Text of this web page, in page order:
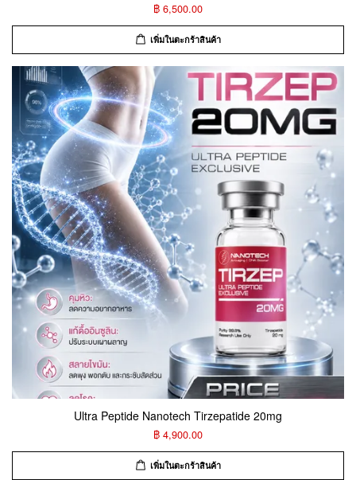
฿ 6,500.00
เพิ่มในตะกร้าสินค้า
Ultra Peptide Nanotech Tirzepatide 20mg
฿ 4,900.00
เพิ่มในตะกร้าสินค้า